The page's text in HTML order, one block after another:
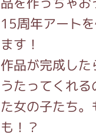
15周年アート
ます！
作品が完成した
うたってくれ
た女の子たち
も！？